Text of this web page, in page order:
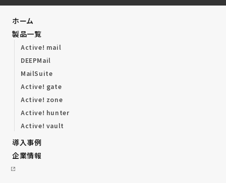
ホーム
製品一覧
Active! mail
DEEPMail
MailSuite
Active! gate
Active! zone
Active! hunter
Active! vault
導入事例
企業情報